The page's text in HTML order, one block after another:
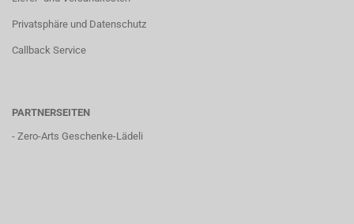
Privatsphäre und Datenschutz
Callback Service
PARTNERSEITEN
- Zero-Arts Geschenke-Lädeli